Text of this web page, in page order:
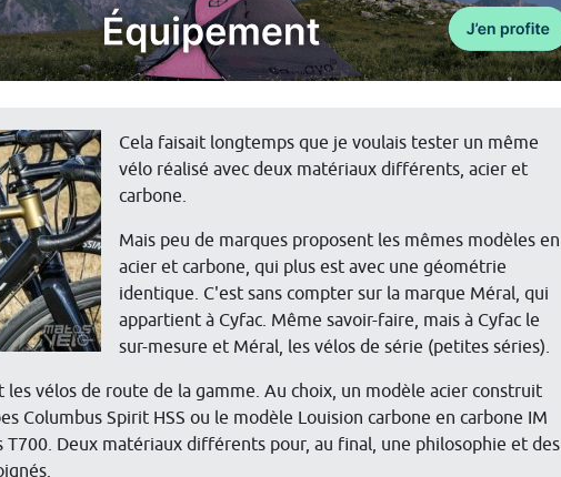
Cela faisait longtemps que je voulais tester un même
vélo réalisé avec deux matériaux différents, acier et
carbone.
Mais peu de marques proposent les mêmes modèles en
acier et carbone, qui plus est avec une géométrie
identique. C'est sans compter sur la marque Méral, qui
appartient à Cyfac. Même savoir-faire, mais à Cyfac le
sur-mesure et Méral, les vélos de série (petites séries).
les vélos de route de la gamme. Au choix, un modèle acier construit
Columbus Spirit HSS ou le modèle Louision carbone en carbone IM
Deux matériaux différents pour, au final, une philosophie et des